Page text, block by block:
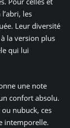
les
Leur diversité
la version plus
qui lui
une note
confort absolu.
nubuck, ces
intemporelle.